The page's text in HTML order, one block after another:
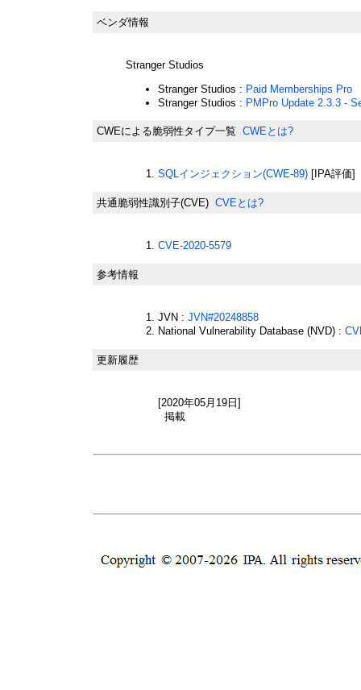
ベンダ情報
Stranger Studios
Stranger Studios : Paid Memberships Pro
Stranger Studios : PMPro Update 2.3.3 -
CWEによる脆弱性タイプ一覧 CWEとは?
SQLインジェクション(CWE-89) [IPA評価]
共通脆弱性識別子(CVE) CVEとは?
CVE-2020-5579
参考情報
JVN : JVN#20248858
National Vulnerability Database (NVD) :
更新履歴
[2020年05月19日]
掲載